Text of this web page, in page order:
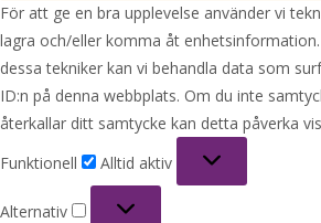
För att ge en bra upplevelse använder vi
lagra och/eller komma åt
dessa tekniker kan vi behandla data som
ID:n på denna webbplats. Om du inte
återkallar ditt samtycke kan detta påverka
Funktionell
Alltid aktiv
Alternativ